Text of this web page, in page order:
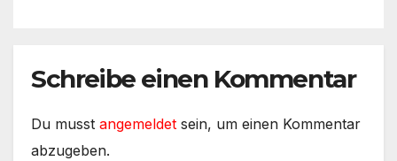
Schreibe einen Kommentar
Du musst angemeldet sein, um einen Kommentar
abzugeben.